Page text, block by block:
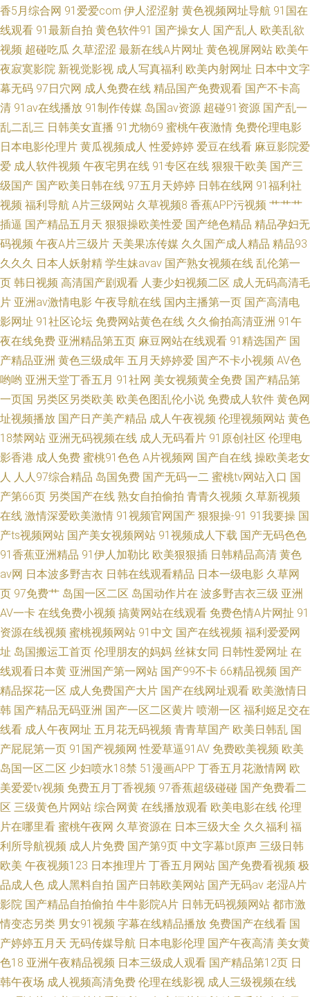
香5月综合网 91爱爱com 伊人涩涩射 黄色视频网址导航 91国在
线观看 91最新自拍 黄色软件91 国产操女人 国产乱人 欧美乱欲
视频 超碰吃瓜 久草涩涩 最新在线A片网址 黄色视屏网站 欧美午
夜寂寞影院 新视觉影视 成人写真福利 欧美内射网址 日本中文字
幕无码 97日穴网 成人免费在线 精品国产免费观看 国产不卡高
清 91av在线播放 91制作传媒 岛国av资源 超碰91资源 国产乱一
乱二乱三 日韩美女直播 91尤物69 蜜桃午夜激情 免费伦理电影
日本电影伦理片 黄瓜视频成人 性爱婷婷 爱豆在线看 麻豆影院爱
爱 成人软件视频 午夜宅男在线 91专区在线 狠狠干欧美 国产三
级国产 国产欧美日韩在线 97五月天婷婷 日韩在线网 91福利社
视频 福利导航 A片三级网站 久草视频8 香蕉APP污视频 艹艹艹
插逼 国产精品五月天 狠狠操欧美性爱 国产绝色精品 精品孕妇无
码视频 午夜A片三级片 天美果冻传媒 久久国产成人精品 精品93
久久久 日本人妖射精 学生妹avav 国产熟女视频在线 乱伦第一
页 韩日视频 高清国产剧观看 人妻少妇视频二区 成人无码高清毛
片 亚洲av激情电影 午夜导航在线 国内主播第一页 国产高清电
影网址 91社区论坛 免费网站黄色在线 久久偷拍高清亚洲 91午
夜在线免费 亚洲精品第五页 麻豆网站在线观看 91精选国产 国
产精品亚洲 黄色三级成年 五月天婷婷爱 国产不卡小视频 AV色
哟哟 亚洲天堂丁香五月 91社网 美女视频黄全免费 国产精品第
一页国 另类区另类欧美 欧美色图乱伦小说 免费成人软件 黄色网
址视频播放 国产日产美产精品 成人午夜视频 伦理视频网站 黄色
18禁网站 亚洲无码视频在线 成人无码看片 91原创社区 伦理电
影香港 成人免费 蜜桃91色色 A片视频网 国产自在线 操欧美老女
人 人人97综合精品 岛国免费 国产无码一二 蜜桃tv网站入口 国
产第66页 另类国产在线 熟女自拍偷拍 青青久视频 久草新视频
在线 激情深爱欧美激情 91视频官网国产 狠狠操-91 91我要操 国
产ts视频网站 国产美女视频网站 91视频成人下载 国产无码色色
91香蕉亚洲精品 91伊人加勒比 欧美狠狠插 日韩精品高清 黄色
av网 日本波多野吉衣 日韩在线观看精品 日本一级电影 久草网
页 97免费艹 岛国一区二区 岛国动作片在 波多野吉衣三级 亚洲
AV一卡 在线免费小视频 搞黄网站在线观看 免费色情A片网扯 91
资源在线视频 蜜桃视频网站 91中文 国产在线视频 福利爱爱网
址 岛国搬运工首页 伦理朋友的妈妈 丝袜女同 日韩性爱网址 在
线观看日本黄 亚洲国产第一网站 国产99不卡 66精品视频 国产
精品探花一区 成人免费国产大片 国产在线网址观看 欧美激情日
韩 国产精品无码亚洲 国产一区二区黄片 喷潮一区 福利姬足交在
线看 成人午夜网址 五月花无码视频 青青草国产 欧美日韩乱 国
产屁屁第一页 91国产视频网 性爱草逼91AV 免费欧美视频 欧美
岛国一区二区 少妇喷水18禁 51漫画APP 丁香五月花激情网 欧
美爱爱tv视频 免费五月丁香视频 97香蕉超级碰碰 国产免费看二
区 三级黄色片网站 综合网黄 在线播放观看 欧美电影在线 伦理
片在哪里看 蜜桃午夜网 久草资源在 日本三级大全 久久福利 福
利所导航视频 成人片免费 国产第9页 中文字幕bt原声 三级日韩
欧美 午夜视频123 日本推理片 丁香五月网站 国产免费看视频 极
品成人色 成人黑料自拍 国产日韩欧美网站 国产无码av 老湿A片
影院 国产精品自拍偷拍 牛牛影院A片 日韩无码视频网站 都市激
情变态另类 男女91视频 字幕在线精品播放 免费国产在线看 国
产婷婷五月天 无码传媒导航 日本电影伦理 国产午夜高清 美女黄
色18 亚洲午夜精品视频 日本三级成人观看 国产精品第12页 日
韩午夜场 成人视频高清免费 伦理在线影视 成人三级视频在线